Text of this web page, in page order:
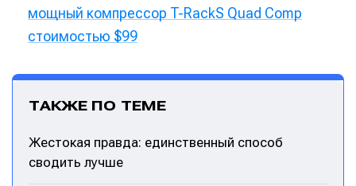
мощный компрессор T-RackS Quad Comp
стоимостью $99
ТАКЖЕ ПО ТЕМЕ
Жестокая правда: единственный способ
сводить лучше